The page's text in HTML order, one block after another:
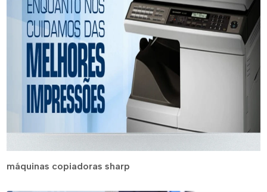
máquinas copiadoras sharp